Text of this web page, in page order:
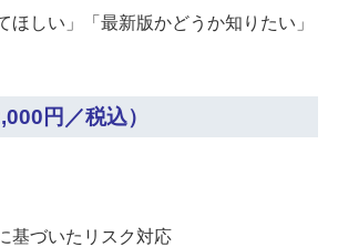
ほしい」「最新版かどうか知りたい」
円／税込）
基づいたリスク対応